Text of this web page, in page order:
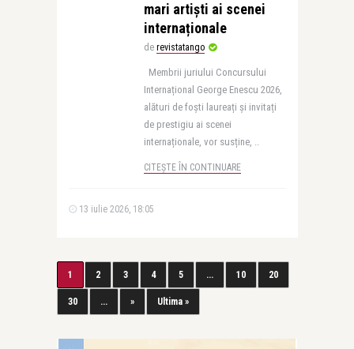
mari artiști ai scenei
internaționale
de revistatango
Membrii juriului Concursului
Internațional George Enescu 2026,
alături de foști laureați și invitați
de prestigiu ai scenei
internaționale, vor susține, ..
CITEȘTE ÎN CONTINUARE
13 iulie 2026, 18:05
1 2 3 4 5 ... 10 20
30 ... » Ultima »